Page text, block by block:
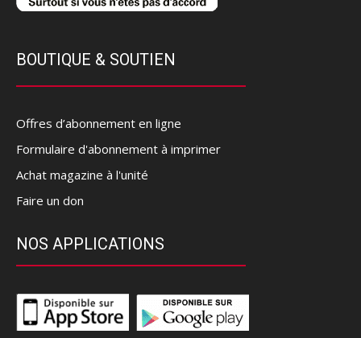
BOUTIQUE & SOUTIEN
Offres d’abonnement en ligne
Formulaire d'abonnement à imprimer
Achat magazine à l'unité
Faire un don
NOS APPLICATIONS